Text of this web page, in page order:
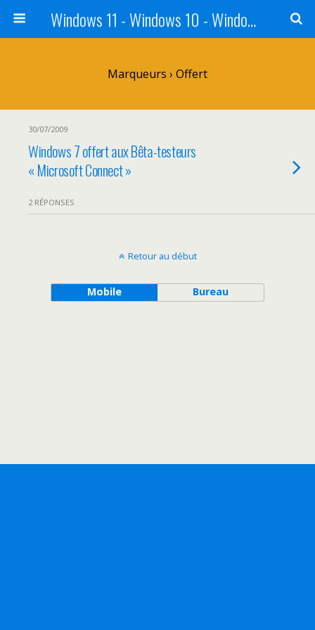
Windows 11 - Windows 10 - Windows 8 - Windows 7 - VISTA
Marqueurs › Offert
30/07/2009
Windows 7 offert aux Bêta-testeurs
« Microsoft Connect »
2 RÉPONSES
Retour au début
Mobile Bureau